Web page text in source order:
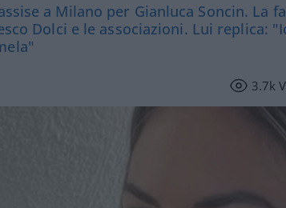
a Milano per Gianluca Soncin. La
Dolci e le associazioni. Lui replica:
3.7k